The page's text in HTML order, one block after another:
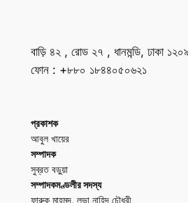
বাড়ি ৪২ , রোড ২৭ , ধানমন্ডি, ঢাকা
ফোন : +৮৮০ ১৮৪৪০৫০৬২১
প্রকাশক
আবুল খায়ের
সম্পাদক
সুব্রত বড়ুয়া
সম্পাদকমণ্ডলীর সদস্য
ফারুক মাহমুদ, লুভা নাহিদ চৌধুরী